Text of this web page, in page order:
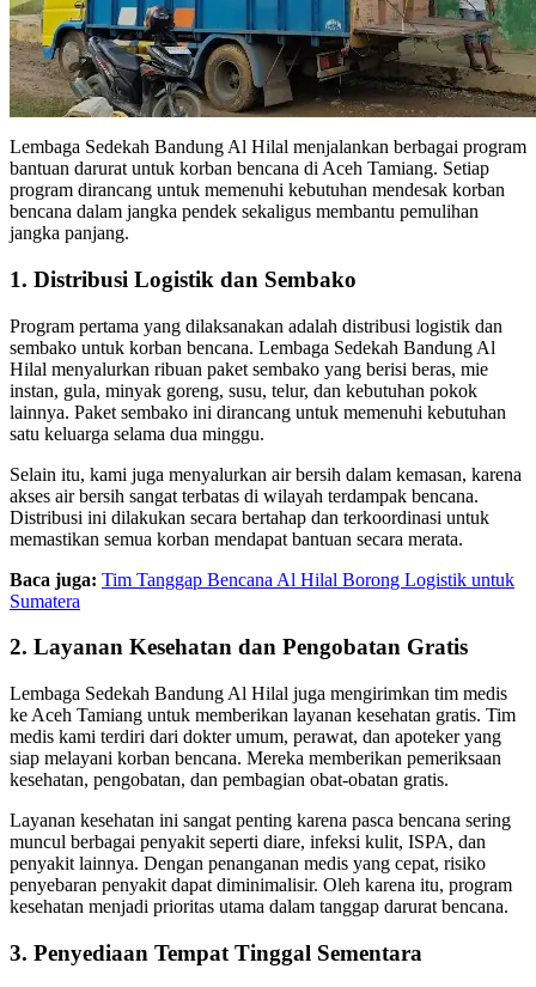
Lembaga Sedekah Bandung Al Hilal menjalankan berbagai program
bantuan darurat untuk korban bencana di Aceh Tamiang. Setiap
program dirancang untuk memenuhi kebutuhan mendesak korban
bencana dalam jangka pendek sekaligus membantu pemulihan
jangka panjang.
1. Distribusi Logistik dan Sembako
Program pertama yang dilaksanakan adalah distribusi logistik dan
sembako untuk korban bencana. Lembaga Sedekah Bandung Al
Hilal menyalurkan ribuan paket sembako yang berisi beras, mie
instan, gula, minyak goreng, susu, telur, dan kebutuhan pokok
lainnya. Paket sembako ini dirancang untuk memenuhi kebutuhan
satu keluarga selama dua minggu.
Selain itu, kami juga menyalurkan air bersih dalam kemasan, karena
akses air bersih sangat terbatas di wilayah terdampak bencana.
Distribusi ini dilakukan secara bertahap dan terkoordinasi untuk
memastikan semua korban mendapat bantuan secara merata.
Baca juga: Tim Tanggap Bencana Al Hilal Borong Logistik untuk
Sumatera
2. Layanan Kesehatan dan Pengobatan Gratis
Lembaga Sedekah Bandung Al Hilal juga mengirimkan tim medis
ke Aceh Tamiang untuk memberikan layanan kesehatan gratis. Tim
medis kami terdiri dari dokter umum, perawat, dan apoteker yang
siap melayani korban bencana. Mereka memberikan pemeriksaan
kesehatan, pengobatan, dan pembagian obat-obatan gratis.
Layanan kesehatan ini sangat penting karena pasca bencana sering
muncul berbagai penyakit seperti diare, infeksi kulit, ISPA, dan
penyakit lainnya. Dengan penanganan medis yang cepat, risiko
penyebaran penyakit dapat diminimalisir. Oleh karena itu, program
kesehatan menjadi prioritas utama dalam tanggap darurat bencana.
3. Penyediaan Tempat Tinggal Sementara